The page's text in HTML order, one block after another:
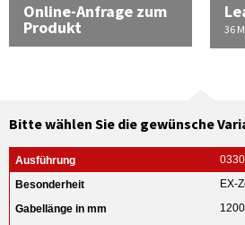
Online-Anfrage zum
Produkt 36
Bitte wählen Sie die gewünsche
EX-
1200